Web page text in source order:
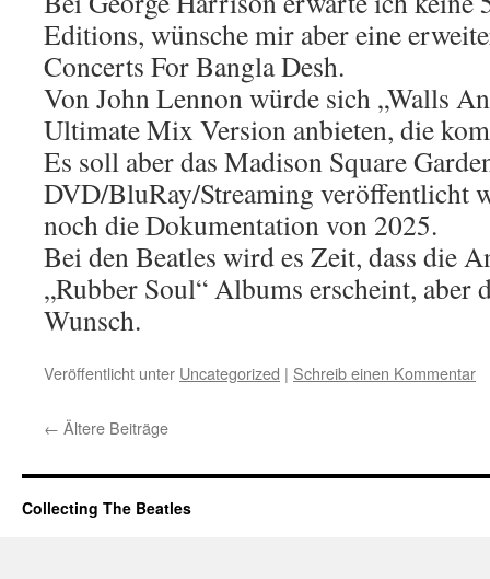
Editions, wünsche mir aber eine
Concerts For Bangla Desh.
Von John Lennon würde sich „Walls
Ultimate Mix Version anbieten, die
Es soll aber das Madison Square
DVD/BluRay/Streaming veröffentlicht
noch die Dokumentation von 2025.
Bei den Beatles wird es Zeit, dass die
„Rubber Soul“ Albums erscheint, aber
Wunsch.
Veröffentlicht unter Uncategorized | Schreib einen Kommentar
← Ältere Beiträge
Collecting The Beatles